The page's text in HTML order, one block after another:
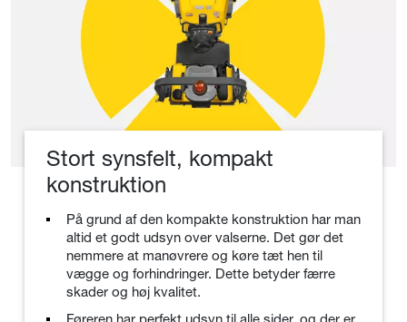
Stort synsfelt, kompakt
konstruktion
På grund af den kompakte konstruktion har man
altid et godt udsyn over valserne. Det gør det
nemmere at manøvrere og køre tæt hen til
vægge og forhindringer. Dette betyder færre
skader og høj kvalitet.